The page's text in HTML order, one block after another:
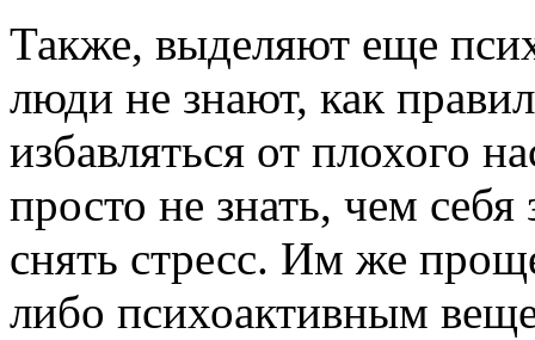
Также, выделяют еще
люди не знают, как
избавляться от плохого
просто не знать, чем
снять стресс. Им же
либо психоактивным